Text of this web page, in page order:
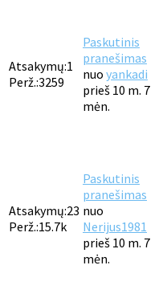
Atsakymų:1
Perž.:3259
Paskutinis
pranešimas
nuo yankadi
prieš 10 m. 7
mėn.
Atsakymų:23
Perž.:15.7k
Paskutinis
pranešimas
nuo
Nerijus1981
prieš 10 m. 7
mėn.